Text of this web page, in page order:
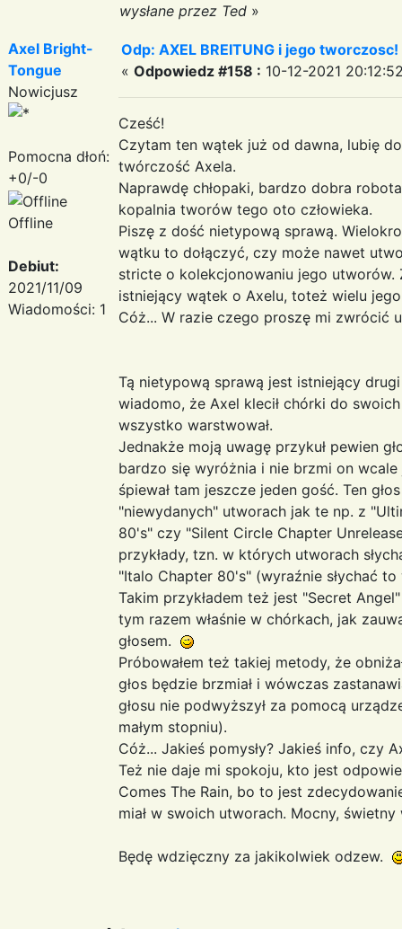
wysłane przez Ted »
Axel Bright-
Tongue
Nowicjusz
Pomocna dłoń:
+0/-0
Offline
Debiut:
2021/11/09
Wiadomości: 1
Odp: AXEL BREITUNG i jego
« Odpowiedz #158 : 10-12-2021
Cześć!
Czytam ten wątek już od dawna, lubię
twórczość Axela.
Naprawdę chłopaki, bardzo dobra
kopalnia tworów tego oto człowieka.
Piszę z dość nietypową sprawą.
wątku to dołączyć, czy może nawet
stricte o kolekcjonowaniu jego utworów.
istniejący wątek o Axelu, toteż wielu
Cóż... W razie czego proszę mi zwrócić
Tą nietypową sprawą jest istniejący
wiadomo, że Axel klecił chórki do
wszystko warstwował.
Jednakże moją uwagę przykuł pewien
bardzo się wyróżnia i nie brzmi on
śpiewał tam jeszcze jeden gość. Ten
"niewydanych" utworach jak te np. z
80's" czy "Silent Circle Chapter
przykłady, tzn. w których utworach
"Italo Chapter 80's" (wyraźnie słychać
Takim przykładem też jest "Secret
tym razem właśnie w chórkach, jak
głosem.
Próbowałem też takiej metody, że
głos będzie brzmiał i wówczas
głosu nie podwyższył za pomocą
małym stopniu).
Cóż... Jakieś pomysły? Jakieś info, czy
Też nie daje mi spokoju, kto jest
Comes The Rain, bo to jest
miał w swoich utworach. Mocny, świetny
Będę wdzięczny za jakikolwiek odzew.